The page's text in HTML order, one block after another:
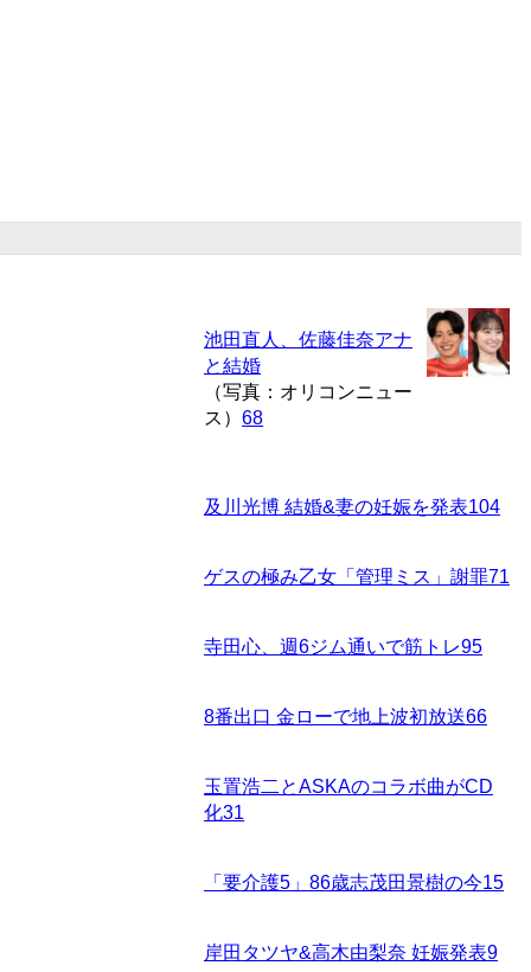
池田直人、佐藤佳奈アナ
と結婚
（写真：オリコンニュー
ス） 68
及川光博 結婚&妻の妊娠を発表104
ゲスの極み乙女「管理ミス」謝罪71
寺田心、週6ジム通いで筋トレ95
8番出口 金ローで地上波初放送66
玉置浩二とASKAのコラボ曲がCD
化31
「要介護5」86歳志茂田景樹の今15
岸田タツヤ&高木由梨奈 妊娠発表9